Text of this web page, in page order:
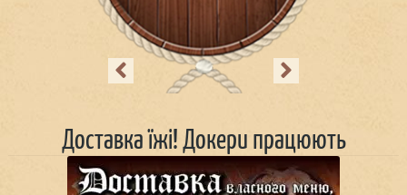
Previous Next
Доставка їжі! Докери працюють